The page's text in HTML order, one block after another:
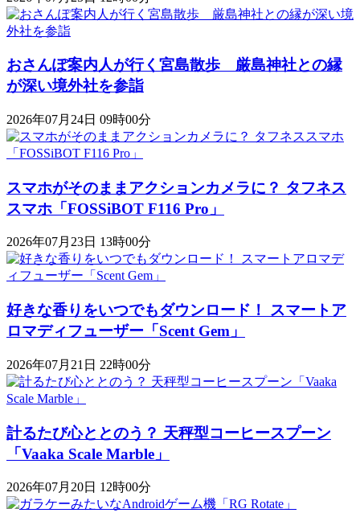
おさんぽ案内人が行く宮島散歩 厳島神社との縁
が深い境外社を参詣
2026年07月24日 09時00分
スマホがそのままアクションカメラに？ タフネス
スマホ「FOSSiBOT F116 Pro」
2026年07月23日 13時00分
好きな香りをいつでもダウンロード！ スマートア
ロマディフューザー「Scent Gem」
2026年07月21日 22時00分
計るたび心ととのう？ 天秤型コーヒースプーン
「Vaaka Scale Marble」
2026年07月20日 12時00分